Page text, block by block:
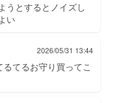
うとするとノイズし
い
2026/05/31 13:44
てるお守り買ってこ